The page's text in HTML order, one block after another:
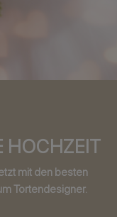
HOCHZEIT
mit den besten
Tortendesigner.